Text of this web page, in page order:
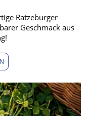
Ratzeburger
Geschmack aus